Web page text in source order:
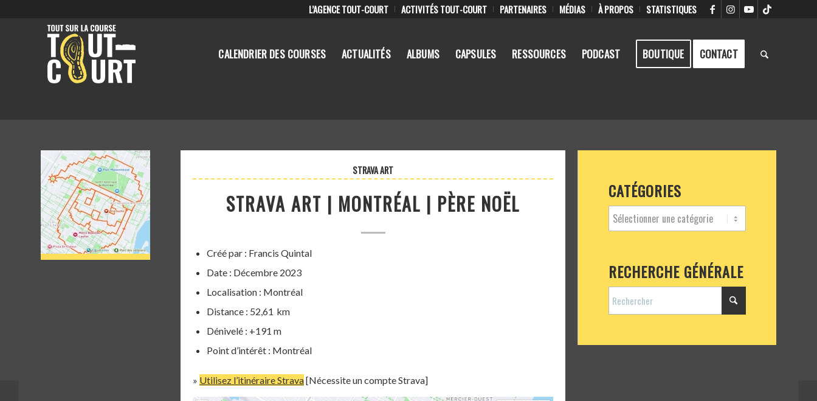
L’AGENCE TOUT-COURT ACTIVITÉS TOUT-COURT PARTENAIRES MÉDIAS À PROPOS STATISTIQUES
CALENDRIER DES COURSES ACTUALITÉS ALBUMS CAPSULES RESSOURCES PODCAST BOUTIQUE CONTACT
STRAVA ART
STRAVA ART | MONTRÉAL | PÈRE NOËL
Créé par : Francis Quintal
Date : Décembre 2023
Localisation : Montréal
Distance : 52,61 km
Dénivelé : +191 m
Point d’intérêt : Montréal
» Utilisez l’itinéraire Strava[Nécessite un compte Strava]
CATÉGORIES
RECHERCHE GÉNÉRALE